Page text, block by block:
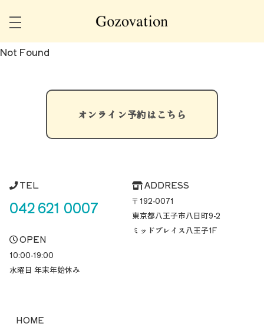
Not Found
オンライン予約はこちら
TEL
042 621 0007
OPEN
10:00-19:00
水曜日 年末年始休み
ADDRESS
〒192-0071
東京都八王子市八日町9-2
ミッドプレイス八王子1F
HOME